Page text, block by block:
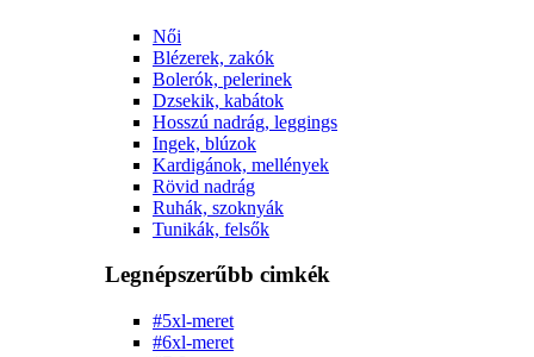
Női
Blézerek, zakók
Bolerók, pelerinek
Dzsekik, kabátok
Hosszú nadrág, leggings
Ingek, blúzok
Kardigánok, mellények
Rövid nadrág
Ruhák, szoknyák
Tunikák, felsők
Legnépszerűbb cimkék
#5xl-meret
#6xl-meret